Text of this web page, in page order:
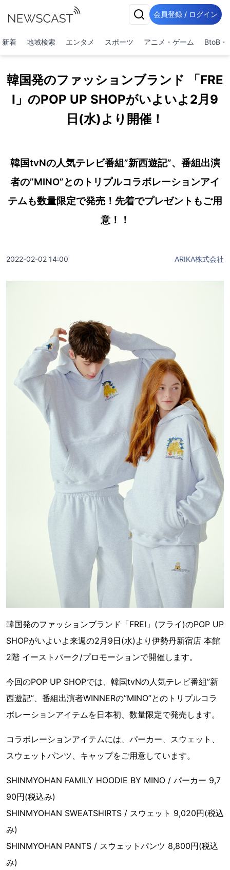
会員登録 / ログイン
新着 地域検索 エンタメ スポーツ アニメ・ゲーム BtoB・
韓国発のファッションブランド 「FRE
I」のPOP UP SHOPがいよいよ2月9
日(水)より開催！
韓国tvNの人気テレビ番組”新西遊記”、番組出演
者の”MINO”とのトリプルコラボレーションアイ
テムも数量限定で発売！先着でプレゼントもご用
意！！
2022-02-02 14:00 ARIKA株式会社
韓国発のファッションブランド「FREI」(フライ)のPOP UP
SHOPがいよいよ来週の2月9日(水)より伊勢丹新宿店 本館
2階 イーストパーク/プロモーションで開催します。
今回のPOP UP SHOPでは、韓国tvNの人気テレビ番組”新
西遊記”、番組出演者WINNERの”MINO”とのトリプルコラ
ボレーションアイテムを日本初、数量限定で発売します。
コラボレーションアイテムには、パーカー、スウェット、
スウェットパンツ、キャップをご用意しています。
SHINMYOHAN FAMILY HOODIE BY MINO / パーカー 9,7
90円(税込み)
SHINMYOHAN SWEATSHIRTS / スウェット 9,020円(税込
み)
SHINMYOHAN PANTS / スウェットパンツ 8,800円(税込
み)